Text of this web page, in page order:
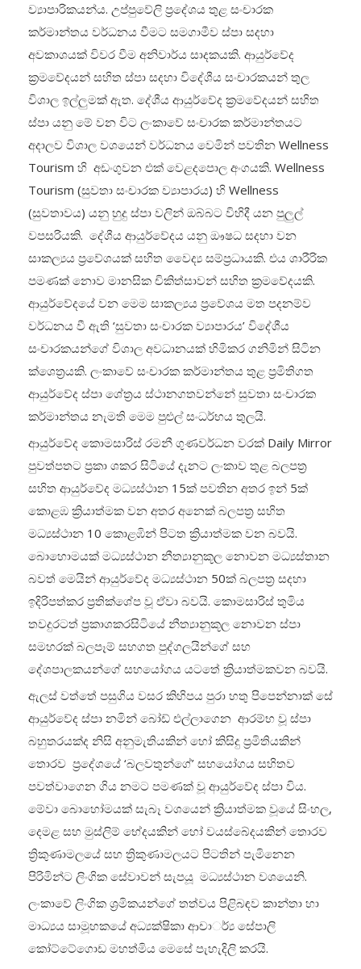
ව්‍යාපාරිකයන්ය. උප්පුවේලි ප්‍රදේශය තුළ සංචාරක
කර්මාන්තය වර්ධනය වීමට සමගාමීව ස්පා සදහා
අවකාශයක් විවර වීම අනිවාර්ය සාදකයකි. ආයුර්වේද
ක්‍රමවේදයන් සහිත ස්පා සදහා විදේශීය සංචාරකයන් තුල
විශාල ඉල්ලුමක් ඇත. දේශීය ආයුර්වේද ක්‍රමවේදයන් සහිත
ස්පා යනු මේ වන විට ලංකාවේ සංචාරක කර්මාන්තයට
අදාලව විශාල වශයෙන් වර්ධනය වෙමින් පවතින Wellness
Tourism හි අඩංගුවන එක් වෙළදපොල අංගයකි. Wellness
Tourism (සුවතා සංචාරක ව්‍යාපාරය) හි Wellness
(සුවතාවය) යනු හුදු ස්පා වලින් ඔබ්බට විහිදී යන පුලුල්
වපසරියකි. දේශීය ආයුර්වේදය යනු ඖෂධ සදහා වන
සාකල්‍යය ප්‍රවේශයක් සහිත වෛද්‍ය සම්ප්‍රධායකි. එය ශාරීරික
පමණක් නොව මානසික චිකිත්සාවන් සහිත ක්‍රමවේදයකි.
ආයුර්වේදයේ වන මෙම සාකල්‍යය ප්‍රවේශය මත පදනම්ව
වර්ධනය වී ඇති ‘සුවතා සංචාරක ව්‍යාපාරය’ විදේශීය
සංචාරකයන්ගේ විශාල අවධානයක් හිමිකර ගනිමින් සිටින
ක්ශෙත්‍රයකි. ලංකාවේ සංචාරක කර්මාන්තය තුළ ප්‍රමිතිගත
ආයුර්වේද ස්පා ශේත්‍රය ස්ථානගතවන්නේ සුවතා සංචාරක
කර්මාන්තය නැමති මෙම පුළුල් සංධර්භය තුලයි.
ආයුර්වේද කොමසාරිස් රමනී ගුණවර්ධන වරක් Daily Mirror
පුවත්පතට ප්‍රකා ශකර සිටියේ දැනට ලංකාව තුළ බලපත්‍ර
සහිත ආයුර්වේද මධ්‍යස්ථාන 15ක් පවතින අතර ඉන් 5ක්
කොළඹ ක්‍රියාත්මක වන අතර අනෙක් බලපත්‍ර සහිත
මධ්‍යස්ථාන 10 කොළඹින් පිටත ක්‍රියාත්මක වන බවයි.
බොහොමයක් මධ්‍යස්ථාන නීත්‍යානුකූල නොවන මධ්‍යස්තාන
බවත් මෙයින් ආයුර්වේද මධ්‍යස්ථාන 50ක් බලපත්‍ර සදහා
ඉදිරිපත්කර ප්‍රතික්ශේප වූ ඒවා බවයි. කොමසාරිස් තුමිය
තවදුරටත් ප්‍රකාශකරසිටියේ නීත්‍යානුකූල නොවන ස්පා
සමහරක් බලපෑම් සහගත පුද්ගලයින්ගේ සහ
දේශපාලකයන්ගේ සහයෝගය යටතේ ක්‍රියාත්මකවන බවයි.
ඇලස් වත්තේ පසුගිය වසර කිහිපය පුරා හතු පිපෙන්නාක් සේ
ආයුර්වේද ස්පා නමින් බෝඩ් එල්ලාගෙන ආරම්භ වූ ස්පා
බහුතරයක්ද නිසි අනුමැතියකින් හෝ කිසිදු ප්‍රමිතියකින්
තොරව ප්‍රදේශයේ ‘බලවතුන්ගේ’ සහයෝගය සහිතව
පවත්වාගෙන ගිය නමට පමණක් වූ ආයුර්වේද ස්පා විය.
මේවා බොහෝමයක් සැබෑ වශයෙන් ක්‍රියාත්මක වූයේ සිංහල,
දෙමළ සහ මුස්ලිම් භේදයකින් හෝ වයස්බේදයකින් තොරව
ත්‍රිකුණාමලයේ සහ ත්‍රිකුණාමලයට පිටතින් පැමිනෙන
පිරිමින්ට ලිංගික සේවාවන් සැපයූ මධ්‍යස්ථාන වශයෙනි.
ලංකාවේ ලිංගික ශ්‍රමිකයන්ගේ තත්වය පිළිබඳව කාන්තා හා
මාධ්‍යය සාමූහකයේ අධ්‍යක්ෂිකා ආචාර්්‍ය සේපාලි
කෝට්ටේගොඩ මහත්මිය මෙසේ පැහැදිලි කරයි.